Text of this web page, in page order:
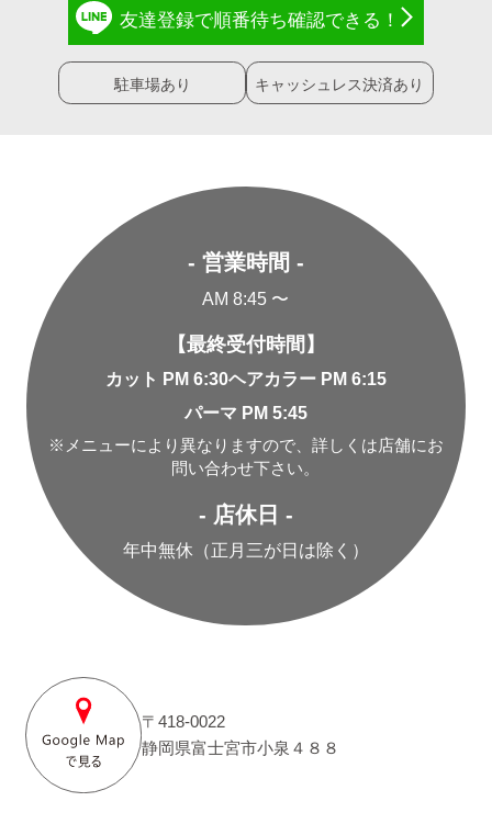
駐車場あり キャッシュレス決済あり
友達登録で順番待ち確認できる！
- 営業時間 -
AM 8:45 〜
【最終受付時間】
カット PM 6:30ヘアカラー PM 6:15
パーマ PM 5:45
※メニューにより異なりますので、詳しくは店舗にお
問い合わせ下さい。
- 店休日 -
年中無休（正月三が日は除く）
〒418-0022
静岡県富士宮市小泉４８８